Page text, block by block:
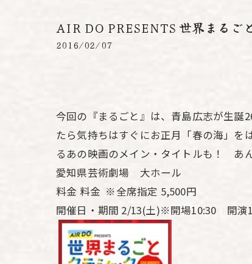
AIR DO PRESENTS 世界まるご
2016/02/07
今回の『まるごと』は、青島広志が生誕
たら気持ちはすぐにお正月「春の海」を
るあの映画のメイン・タイトルも！ あ
愛知県芸術劇場 大ホール
料金 料金 ※全席指定 5,500円
開催日・期間 2/13(土)※開場10:30 開演